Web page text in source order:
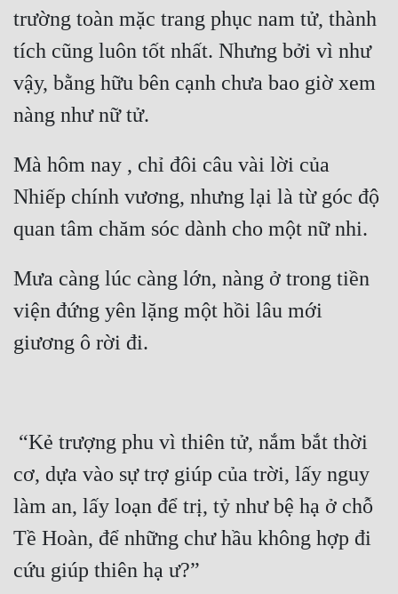
trường toàn mặc trang phục nam tử, thành
tích cũng luôn tốt nhất. Nhưng bởi vì như
vậy, bằng hữu bên cạnh chưa bao giờ xem
Mà hôm nay , chỉ đôi câu vài lời của
Nhiếp chính vương, nhưng lại là từ góc độ
Mưa càng lúc càng lớn, nàng ở trong tiền
viện đứng yên lặng một hồi lâu mới
cơ, dựa vào sự trợ giúp của trời, lấy nguy
làm an, lấy loạn để trị, tỷ như bệ hạ ở chỗ
Tề Hoàn, để những chư hầu không hợp đi